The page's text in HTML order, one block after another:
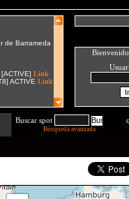
Buscar spot
Búsqueda avanzada